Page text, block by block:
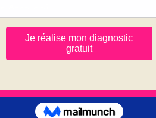
soi.